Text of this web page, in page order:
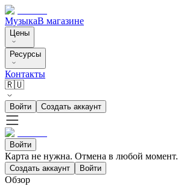
МузыкаВ магазине
Цены
Ресурсы
Контакты
🇷🇺
Войти Создать аккаунт
Войти
Карта не нужна. Отмена в любой момент.
Создать аккаунт Войти
Обзор